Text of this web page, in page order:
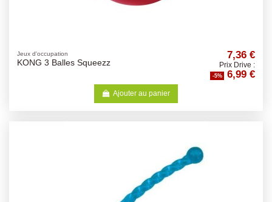
Jeux d'occupation
KONG 3 Balles Squeezz
7,36 €
Prix Drive :
-5% 6,99 €
Ajouter au panier